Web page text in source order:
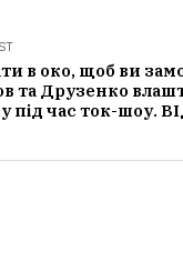
в око, щоб ви
та Друзенко
під час ток-шоу.